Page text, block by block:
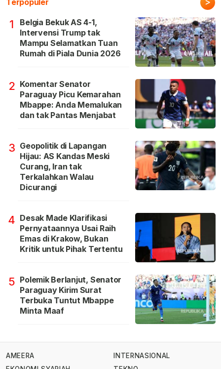
Terpopuler
1
Belgia Bekuk AS 4-1,
Intervensi Trump tak
Mampu Selamatkan Tuan
Rumah di Piala Dunia 2026
2 Komentar Senator
Paraguay Picu Kemarahan
Mbappe: Anda Memalukan
dan tak Pantas Menjabat
3 Geopolitik di Lapangan
Hijau: AS Kandas Meski
Curang, Iran tak
Terkalahkan Walau
Dicurangi
4 Desak Made Klarifikasi
Pernyataannya Usai Raih
Emas di Krakow, Bukan
Kritik untuk Pihak Tertentu
5 Polemik Berlanjut, Senator
Paraguay Kirim Surat
Terbuka Tuntut Mbappe
Minta Maaf
AMEERA
INTERNASIONAL